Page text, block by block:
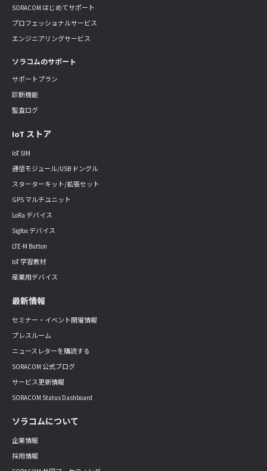
SORACOM はじめてサポート
プロフェッショナルサービス
エンジニアリングサービス
ソラコムのサポート
サポートプラン
診断機能
監査ログ
IoT ストア
IoT SIM
通信モジュール/USB ドングル
スターターキット/拡張セット
GPS マルチユニット
LoRa デバイス
Sigfox デバイス
LTE-M Button
IoT 学習教材
産業用デバイス
最新情報
セミナー・イベント開催情報
プレスルーム
ニュースレターを購読する
SORACOM 公式ブログ
サービス更新情報
SORACOM Status Dashboard
ソラコムについて
企業情報
採用情報